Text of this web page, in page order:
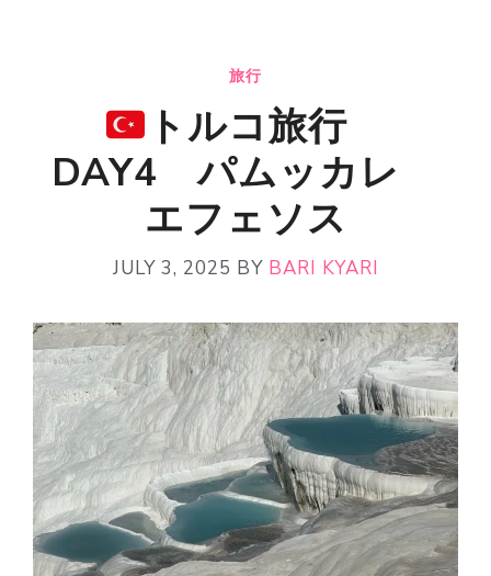
旅行
トルコ旅行
DAY4 パムッカレ
エフェソス
JULY 3, 2025 BY BARI KYARI